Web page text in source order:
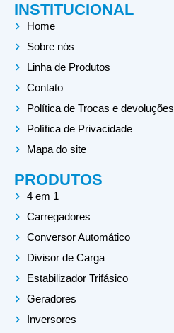
c
e
b
o
o
k
-
q
u
a
r
e
s
t
a
g
r
a
m
INSTITUCIONAL
Home
Sobre nós
Linha de Produtos
Contato
Política de Trocas e devoluções
Política de Privacidade
Mapa do site
PRODUTOS
4 em 1
Carregadores
Conversor Automático
Divisor de Carga
Estabilizador Trifásico
Geradores
Inversores